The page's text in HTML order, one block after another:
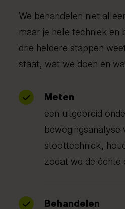
We behandelen niet
maar je hele techniek en
drie heldere stappen
staat, wat we doen en
Meten
een uitgebreid
bewegingsanalyse
stoottechniek,
zodat we de
Behandelen